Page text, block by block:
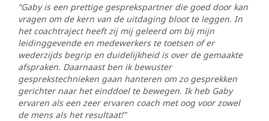
“Gaby is een prettige gesprekspartner die goed door kan
vragen om de kern van de uitdaging bloot te leggen. In
het coachtraject heeft zij mij geleerd om bij mijn
leidinggevende en medewerkers te toetsen of er
wederzijds begrip en duidelijkheid is over de gemaakte
afspraken. Daarnaast ben ik bewuster
gesprekstechnieken gaan hanteren om zo gesprekken
gerichter naar het einddoel te bewegen. Ik heb Gaby
ervaren als een zeer ervaren coach met oog voor zowel
de mens als het resultaat!”